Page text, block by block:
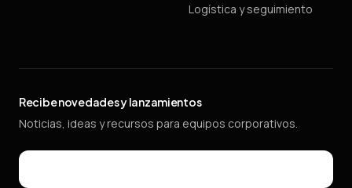
Logística y seguimiento
Recibe novedades y lanzamientos
Noticias, ideas y recursos para equipos corporativos.
Email